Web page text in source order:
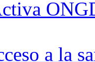
a la